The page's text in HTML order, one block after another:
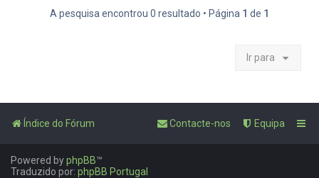
A pesquisa encontrou 0 resultado • Página 1 de 1
Ir para
Índice do Fórum Equipa
Contacte-nos
Powered byphpBB™
Traduzido por: phpBB Portugal